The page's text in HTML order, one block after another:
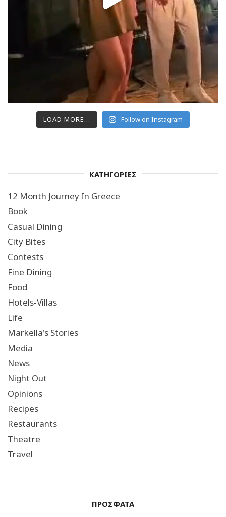
LOAD MORE... Follow on Instagram
ΚΑΤΗΓΟΡΙΕΣ
12 Month Journey In Greece
Book
Casual Dining
City Bites
Contests
Fine Dining
Food
Hotels-Villas
Life
Markella's Stories
Media
News
Night Out
Opinions
Recipes
Restaurants
Theatre
Travel
ΠΡΟΣΦΑΤΑ